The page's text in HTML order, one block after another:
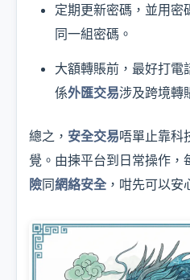
定期更新密碼，並用密
同一組密碼。
大額轉賬前，最好打電
係外匯交易涉及跨境轉
總之， 安全交易唔單止靠科
覺。由揀平台到日常操作，
險同網絡安全 ，咁先可以安